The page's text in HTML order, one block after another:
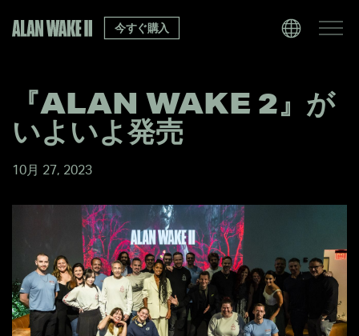
今すぐ購入
『ALAN WAKE 2』が
いよいよ発売
10月 27, 2023